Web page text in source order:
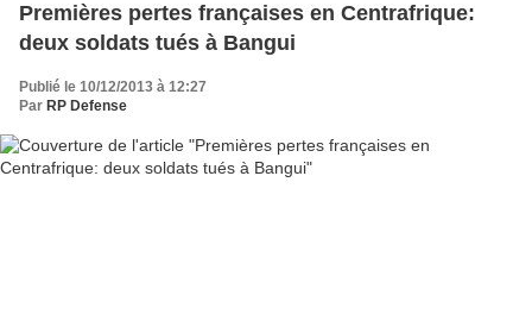
Premières pertes françaises en Centrafrique:
deux soldats tués à Bangui
Publié le 10/12/2013 à 12:27
Par RP Defense